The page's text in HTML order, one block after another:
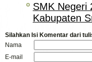
SMK Negeri
Kabupaten
Silahkan Isi Komentar dari
Nama
E-mail